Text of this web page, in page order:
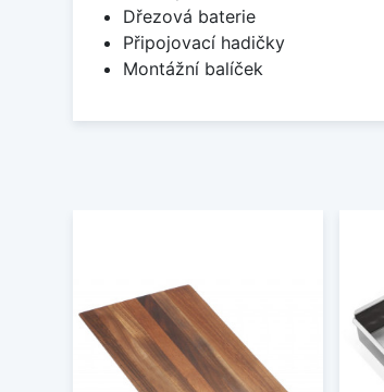
Dřezová baterie
Připojovací hadičky
Montážní balíček